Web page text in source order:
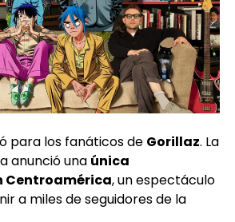
para los fanáticos de Gorillaz. La
anunció una única
Centroamérica, un espectáculo
a miles de seguidores de la